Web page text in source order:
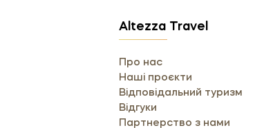
Altezza Travel
Про нас
Наші проєкти
Відповідальний туризм
Відгуки
Партнерство з нами